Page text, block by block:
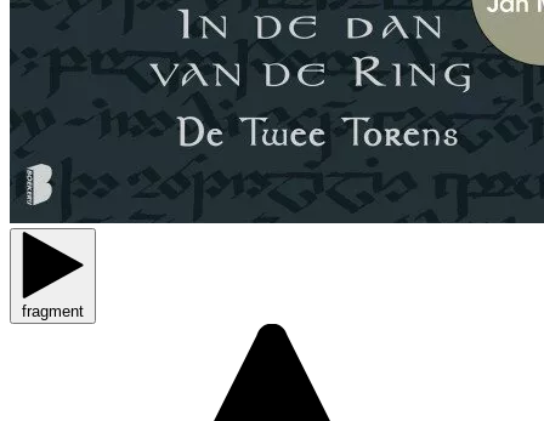
fragment